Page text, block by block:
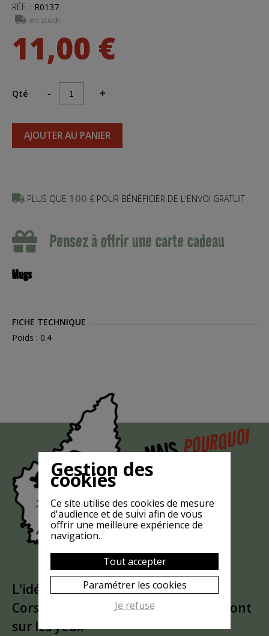
RÉF. : R0137
en stock
11,00 €
Qté - +
AJOUTER AU PANIER
PLUS QUE 100 € POUR BÉNÉFICIER DE L'ENVOI GRATUIT
Pensez à offrir une carte cadeau
Mugs
FICHE TECHNIQUE
Poids : 0.4
MAISPOURQUOI
LA CHÈVRE
EST-ELLE
MASQUÉE
L'idée est partie d'unclin d'oeilà la
Corse. Puis le bandeau a glissé du front
sur les yeux
Gestion des
cookies
Ce site utilise des cookies de mesure
d'audience et de suivi afin de vous
offrir une meilleure expérience de
navigation.
Tout accepter
Paramétrer les cookies
Je refuse